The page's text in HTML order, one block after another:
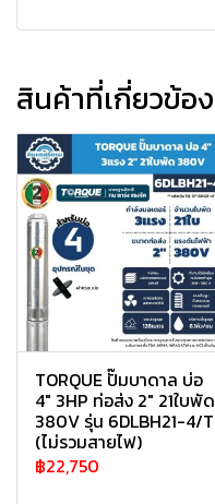
สินค้าที่เกี่ยวข้อง
TORQUE ปั๊มบาดาล บ่อ
4" 3HP ท่อส่ง 2" 21ใบพัด
380V รุ่น 6DLBH21-4/T
(ไม่รวมสายไฟ)
฿22,750